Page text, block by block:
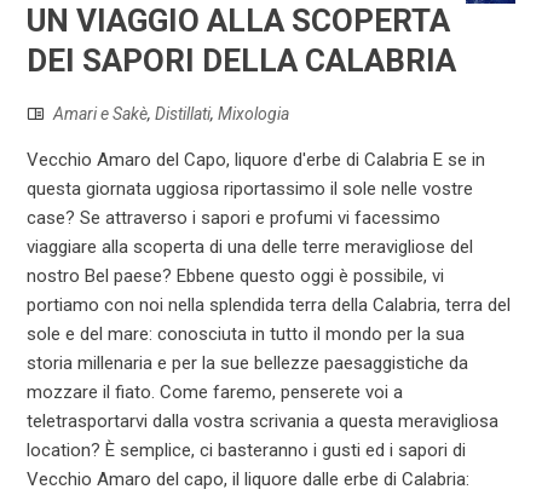
UN VIAGGIO ALLA SCOPERTA
DEI SAPORI DELLA CALABRIA
Amari e Sakè,Distillati,Mixologia
Vecchio Amaro del Capo, liquore d'erbe di Calabria E se in
questa giornata uggiosa riportassimo il sole nelle vostre
case? Se attraverso i sapori e profumi vi facessimo
viaggiare alla scoperta di una delle terre meravigliose del
nostro Bel paese? Ebbene questo oggi è possibile, vi
portiamo con noi nella splendida terra della Calabria, terra del
sole e del mare: conosciuta in tutto il mondo per la sua
storia millenaria e per la sue bellezze paesaggistiche da
mozzare il fiato. Come faremo, penserete voi a
teletrasportarvi dalla vostra scrivania a questa meravigliosa
location? È semplice, ci basteranno i gusti ed i sapori di
Vecchio Amaro del capo, il liquore dalle erbe di Calabria: